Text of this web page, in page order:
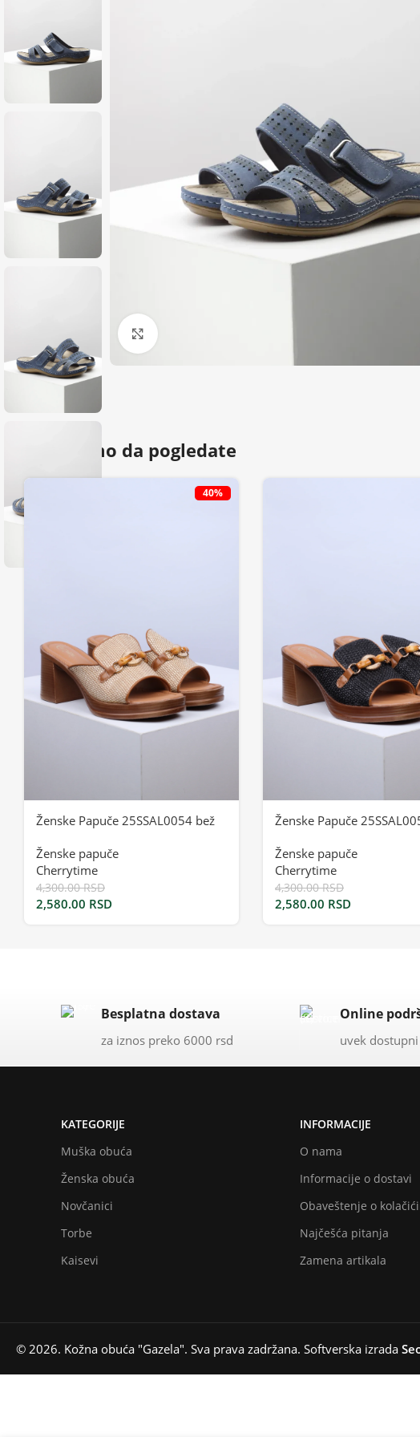
Predlažemo da pogledate
40%
Ženske Papuče 25SSAL0054 bež
Ženske papuče
Cherrytime
4,300.00RSD
2,580.00 RSD
Ženske Papuče
Ženske papuče
Cherrytime
4,300.00RSD
2,580.00 RSD
Besplatna dostava
za iznos preko 6000 rsd
Online
uvek
KATEGORIJE
Muška obuća
Ženska obuća
Novčanici
Torbe
Kaisevi
INFORMACIJE
O nama
Informacije o dostavi
Obaveštenje o
Najčešća pitanja
Zamena artikala
© 2026. Kožna obuća "Gazela". Sva prava zadržana. Softverska izrada